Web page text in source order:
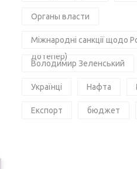
Органы власти
Міжнародні санкції щодо
дотепер)
Володимир Зеленський
Українці Нафта
Експорт бюджет